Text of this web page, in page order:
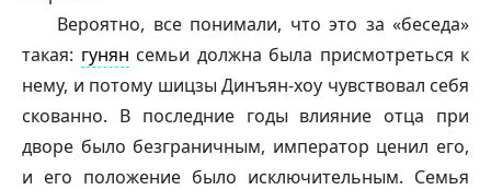
Вероятно, все понимали, что это за «беседа»
такая: гунян семьи должна была присмотреться к
нему, и потому шицзы Динъян-хоу чувствовал себя
скованно. В последние годы влияние отца при
дворе было безграничным, император ценил его,
и его положение было исключительным. Семья